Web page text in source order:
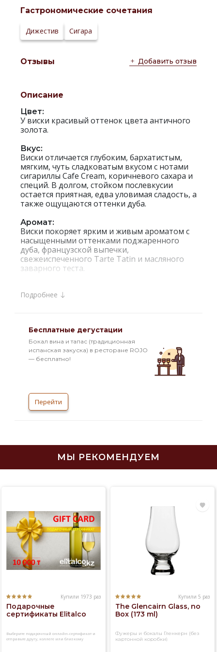
бочках:
Температура
20-22 °С
Сайт
производителя:
Гастрономические сочетания
Дижестив Сигара
Отзывы Добавить отзыв
Описание
Цвет:
У виски красивый оттенок цвета античного
золота.
Вкус:
Виски отличается глубоким, бархатистым,
мягким, чуть сладковатым вкусом с нотами
сигариллы Cafe Cream, коричневого сахара и
специй. В долгом, стойком послевкусии
остается приятная, едва уловимая сладость, а
также ощущаются оттенки дуба.
Аромат:
Виски покоряет ярким и живым ароматом с
насыщенными оттенками поджаренного
дуба, французской выпечки,
свежеиспеченного Tarte Tatin и масляного
заварного теста.
Виски рекомендуется подавать в чистом
`Glenfiddich` Grande Couronne 26 Years Old —
эксклюзивный односолодовый виски от
компании Гленфиддик, одна из последних
новинок компании. Grande Couronne — это
воплощение роскоши, которое украсит
самые грандиозные и значимые торжества.
французского означает `корона`, является
залогом совершенства каждой капли этого
драгоценного напитка. Э
Подробнее
Бесплатные дегустации
Бокал вина и тапас (традиционная
испанская закуска) в ресторане ROJO
— бесплатно!
Перейти
МЫ РЕКОМЕНДУЕМ
Купили 1973 раз
Подарочные
сертификаты Elitalco
Выберите подарочный онлайн-сертификат и
отправьте другу, коллеге или близкому
Купили 5 раз
The Glencairn Glass, no
Box (173 ml)
Фужеры и бокалы Гленкерн (без
картонной коробки)